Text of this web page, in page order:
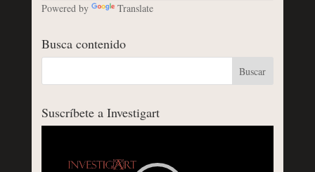
Powered by Translate
Busca contenido
Suscríbete a Investigart